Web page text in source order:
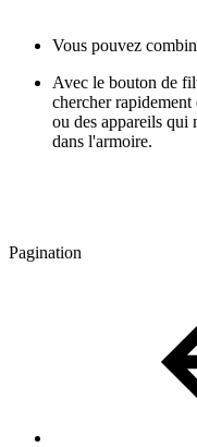
Vous pouvez
Avec le bouton de
chercher rapidement
ou des appareils qui
dans l'armoire.
Pagination